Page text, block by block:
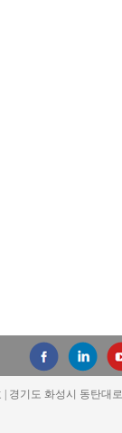
경기도 화성시 동탄대